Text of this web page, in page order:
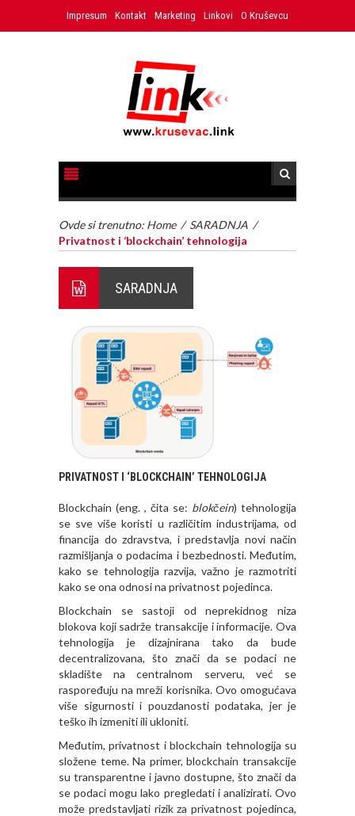
Impresum Kontakt Marketing Linkovi O Kruševcu
Ovde si trenutno: Home / SARADNJA /
Privatnost i ‘blockchain’ tehnologija
SARADNJA
PRIVATNOST I ‘BLOCKCHAIN’ TEHNOLOGIJA
Blockchain (eng. , čita se: blokčein) tehnologija
se sve više koristi u različitim industrijama, od
financija do zdravstva, i predstavlja novi način
razmišljanja o podacima i bezbednosti. Međutim,
kako se tehnologija razvija, važno je razmotriti
kako se ona odnosi na privatnost pojedinca.
Blockchain se sastoji od neprekidnog niza
blokova koji sadrže transakcije i informacije. Ova
tehnologija je dizajnirana tako da bude
decentralizovana, što znači da se podaci ne
skladište na centralnom serveru, već se
raspoređuju na mreži korisnika. Ovo omogućava
više sigurnosti i pouzdanosti podataka, jer je
teško ih izmeniti ili ukloniti.
Međutim, privatnost i blockchain tehnologija su
složene teme. Na primer, blockchain transakcije
su transparentne i javno dostupne, što znači da
se podaci mogu lako pregledati i analizirati. Ovo
može predstavljati rizik za privatnost pojedinca,